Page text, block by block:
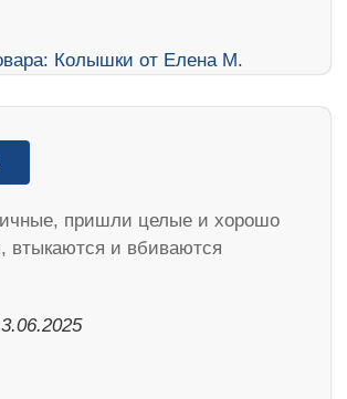
пришли целые и хорошо
втыкаются и вбиваются